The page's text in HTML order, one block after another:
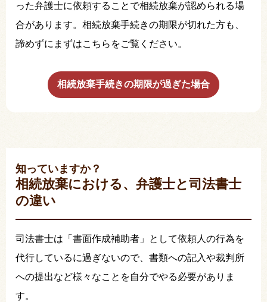
った弁護士に依頼することで相続放棄が認められる場
合があります。相続放棄手続きの期限が切れた方も、
諦めずにまずはこちらをご覧ください。
相続放棄手続きの期限が過ぎた場合
知っていますか？
相続放棄における、弁護士と司法書士
の違い
司法書士は「書面作成補助者」として依頼人の行為を
代行しているに過ぎないので、書類への記入や裁判所
への提出など様々なことを自分でやる必要がありま
す。